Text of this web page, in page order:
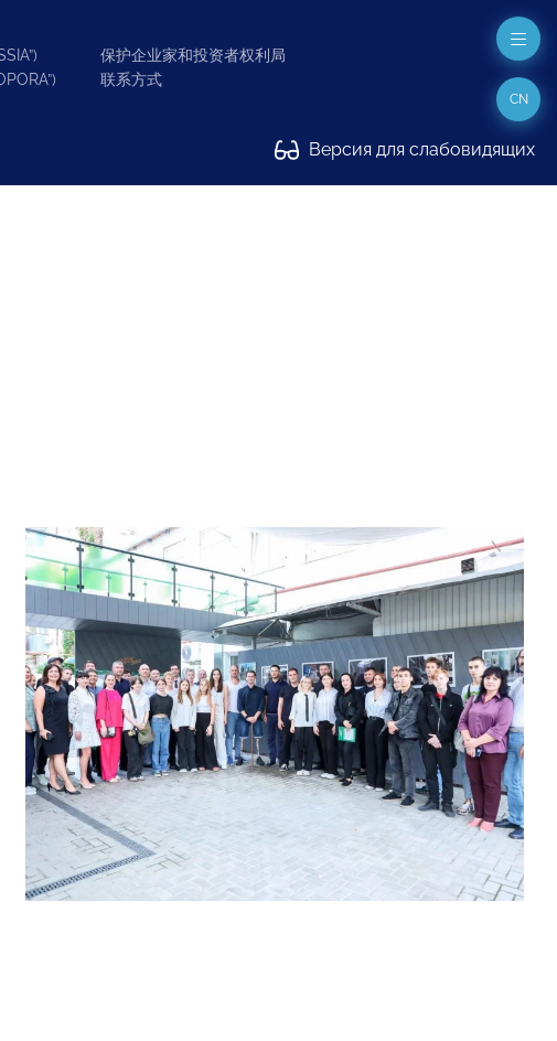
保护企业家和投资者权利局
联系方式
Версия для слабовидящих
CN